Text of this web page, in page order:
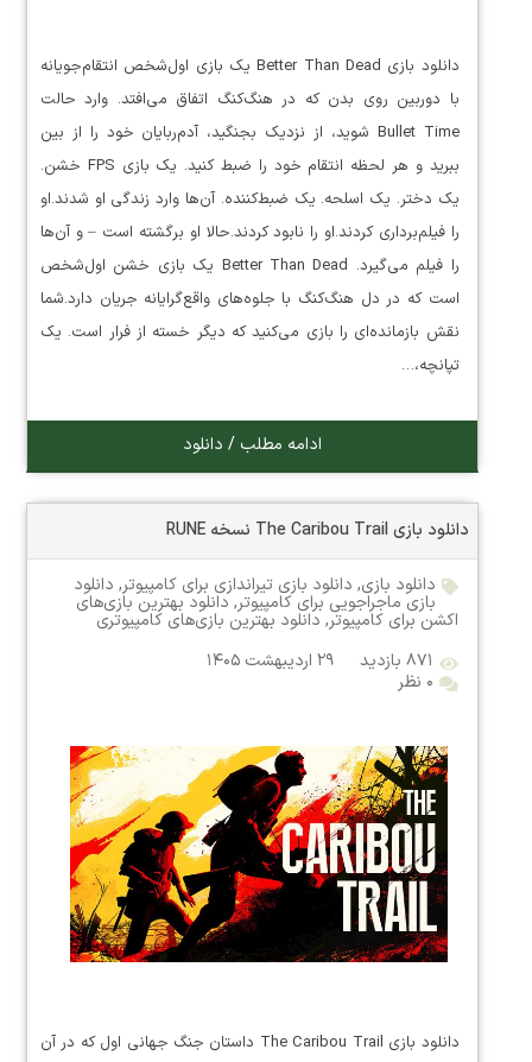
دانلود بازی Better Than Dead یک بازی اول‌شخص انتقام‌جویانه
با دوربین روی بدن که در هنگ‌کنگ اتفاق می‌افتد. وارد حالت
Bullet Time شوید، از نزدیک بجنگید، آدم‌ربایان خود را از بین
ببرید و هر لحظه انتقام خود را ضبط کنید. یک بازی FPS خشن.
یک دختر. یک اسلحه. یک ضبط‌کننده. آن‌ها وارد زندگی او شدند.او
را فیلم‌برداری کردند.او را نابود کردند.حالا او برگشته است – و آن‌ها
را فیلم می‌گیرد. Better Than Dead یک بازی خشن اول‌شخص
است که در دل هنگ‌کنگ با جلوه‌های واقع‌گرایانه جریان دارد.شما
نقش بازمانده‌ای را بازی می‌کنید که دیگر خسته از فرار است. یک
تپانچه،…
ادامه مطلب / دانلود
دانلود بازی The Caribou Trail نسخه RUNE
دانلود بازی, دانلود بازی تیراندازی برای کامپیوتر, دانلود
بازی ماجراجویی برای کامپیوتر,دانلود بهترین بازی‌های
اکشن برای کامپیوتر, دانلود بهترین بازی‌های کامپیوتری
۸۷۱ بازدید
۲۹ اردیبهشت ۱۴۰۵
۰ نظر
دانلود بازی The Caribou Trail داستان جنگ جهانی اول که در آن